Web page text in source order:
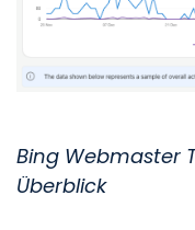
Bing Webmaster
Überblick